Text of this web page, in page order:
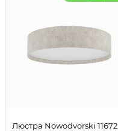
Люстра Nowodvorski 11672